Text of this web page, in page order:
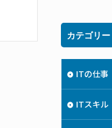
カテゴリー
ITの仕事
ITスキル